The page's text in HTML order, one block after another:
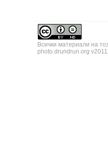
Всички материали на
photo.drundrun.org